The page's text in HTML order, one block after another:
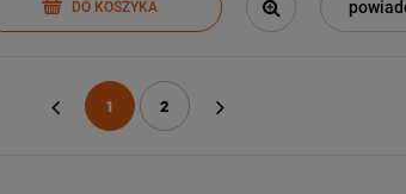
DO KOSZYKA
1 2